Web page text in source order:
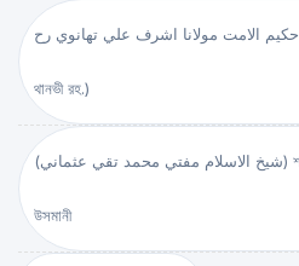
حكيم الامت مولانا اشرف علي تهانوي رح ( হাকীমুল উম্মত মাওলানা আশরাফ আলী
থানভী রহ.)
(شيخ الاسلام مفتي محمد تقي عثماني) শাইখুল ইসলাম মুফতী মুহাম্মদ তাকী
উসমানী